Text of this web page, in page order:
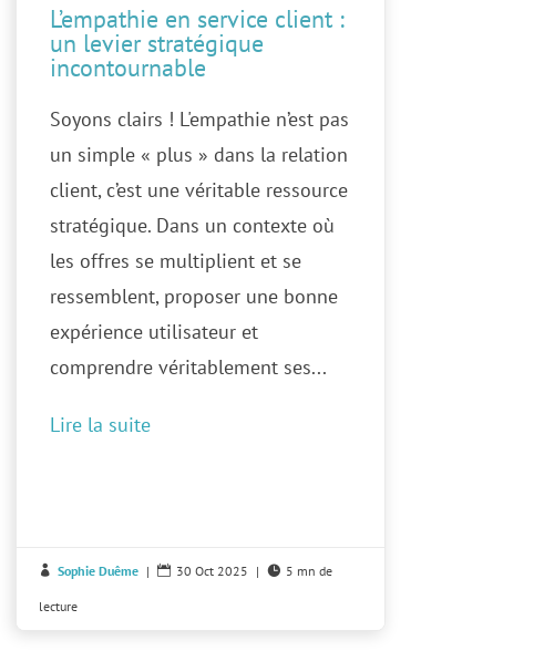
L’empathie en service client :
un levier stratégique
incontournable
Soyons clairs ! L'empathie n’est pas
un simple « plus » dans la relation
client, c’est une véritable ressource
stratégique. Dans un contexte où
les offres se multiplient et se
ressemblent, proposer une bonne
expérience utilisateur et
comprendre véritablement ses...
Lire la suite
 Sophie Duême |  30 Oct 2025 |  5 mn de
lecture